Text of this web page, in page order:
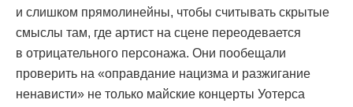
и слишком прямолинейны, чтобы считывать скрытые
смыслы там, где артист на сцене переодевается
в отрицательного персонажа. Они пообещали
проверить на «оправдание нацизма и разжигание
ненависти» не только майские концерты Уотерса